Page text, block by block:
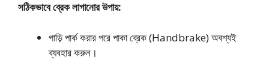
সঠিকভাবে ব্রেক লাগানোর উপায়:
গাড়ি পার্ক করার পরে পাকা ব্রেক (Handbrake) অবশ্যই
ব্যবহার করুন।